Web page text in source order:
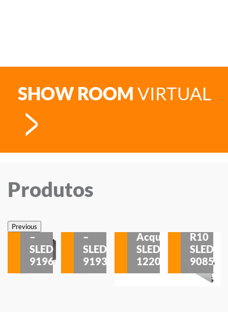
SHOW ROOM VIRTUAL
Produtos
PreviousSobrepor
–
SLED
9196
–
SLED
9193
Acqua
SLED
1220
R10
SLED
9085